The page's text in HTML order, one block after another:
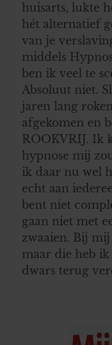
huisarts, lukte
hét alternatief
van je
middels
ben ik veel te
Absoluut niet.
jaren lang
afgekomen en
ROOKVRIJ. Ik
hypnose mij
ik daar nu wel
echt aan
bent niet
gaan niet met
zwaaien. Bij mij
maar die heb
dwars terug